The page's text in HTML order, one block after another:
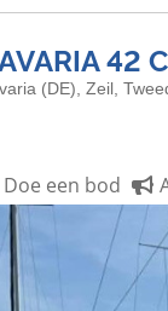
42
(DE), Zeil,
Doe een bod